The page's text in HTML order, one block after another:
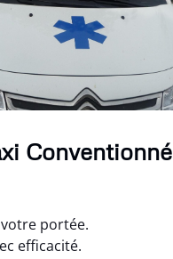
Conventionné
portée.
efficacité.